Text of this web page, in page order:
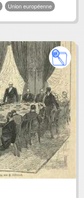
Union européenne